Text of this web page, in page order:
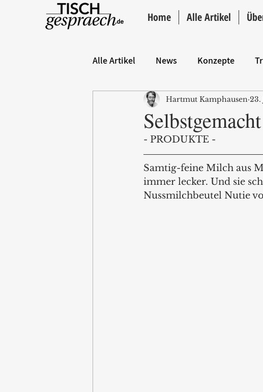
Home Alle Artikel
Alle Artikel News Konzepte
Hintergrund ANZEIGE Intro
Hartmut Kamphausen 23.
- PRODUKTE -
Samtig-feine Milch aus
immer lecker. Und sie
Nussmilchbeutel Nutie